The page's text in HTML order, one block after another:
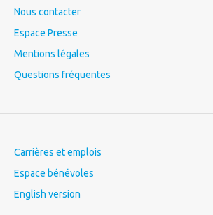
Nous contacter
Espace Presse
Mentions légales
Questions fréquentes
Carrières et emplois
Espace bénévoles
English version